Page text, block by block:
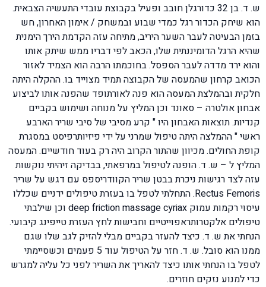
ש. ד. בן 32 כדורגלן חובב ופעיל בקבוצת עובדי התעשיה הצבאית.
הוא שיחק הכדור רגל כמדי שבוע ובמשחק / אימון האחרון, חש
בזמן הבעיטה לעבר השער היריב, מתיחה עזה הקדמת הירך הימנית
שהיא הרגל הדומיננתית שלו, הכאב לפי דבריו ממש שיתק אותו
והוא ירד מדדה לעבר הספסל. בחוכמתו הרבה הוא הצמיד לאזור
הכואב קרחון שהמעסה של הקבוצה תמיד מצוייד בו. ההקלה היתה
חלקית ובהמלצת המעסה הוא פנה לאורתופד שהפנה אותו לביצוע
אבחון אולטרה – סאונד וכן המליץ על מנוחה ושימוש בקביים
קנדיות. תוצאות האבחון היו " קרע מסיבי של סיבי שריר הארבע
ראשי " ההמלצה היתה טיפול שמרני על ידי פיזיותרפיסט במסגרת
קופת החולים. מכיוון שהתור הקרוב היה רק בעוד חודשיים. המעסה
המליץ ל – ש. ד. הופנה לטיפול במרפאתי, בבדיקה זיהיתי נוקשות
עזה לצד רגישות ניכרת בבטן שריר הקוודריספס עם דגש על שריר
Rectus Femoris. התחלתי לטפל בו בעזרת טיפולים ידניים שכללו
עיסוי רקמות עמוק deep friction massage cyriax וכן שילבתי
טיפולים אלקטרותראפוייטיים וחבישות לחץ העזרת טייפינג קיבועי.
הנחתי את ש. ד. כיצד להעזר בקביים מבלי להזיק לגב שלו שגם
ממנו הוא סובל. ש. ד. חזר על הטיפול עוד 5 פעמים וכשסיימתי
לטפל בו הנחתי אותו כיצד להאריך את השריר לפני כל עליה למגרש
כדי למנוע נזקים חוזרים.